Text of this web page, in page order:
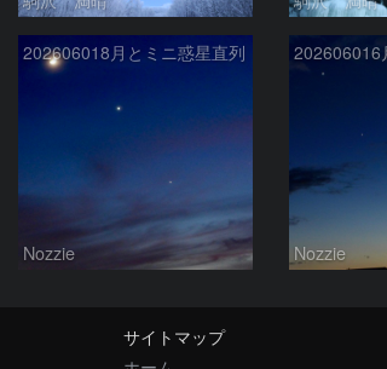
202606018月とミニ惑星直列
Nozzie
202606016
Nozzie
サイトマップ